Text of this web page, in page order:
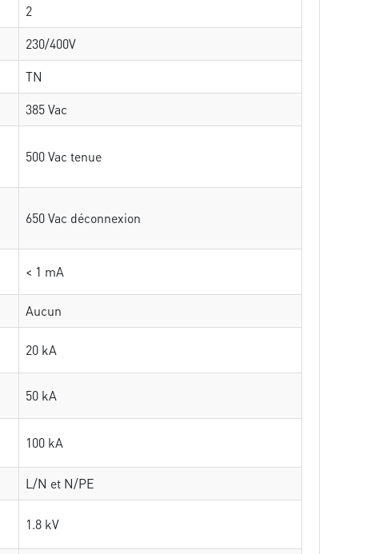
2
230/400V
TN
385 Vac
500 Vac tenue
650 Vac déconnexion
< 1 mA
Aucun
20 kA
50 kA
100 kA
L/N et N/PE
1.8 kV